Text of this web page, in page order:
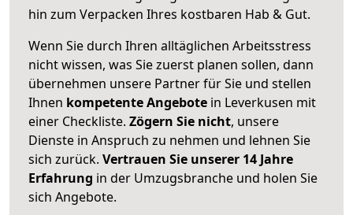
hin zum Verpacken Ihres kostbaren Hab & Gut.
Wenn Sie durch Ihren alltäglichen Arbeitsstress
nicht wissen, was Sie zuerst planen sollen, dann
übernehmen unsere Partner für Sie und stellen
Ihnen kompetente Angebote in Leverkusen mit
einer Checkliste. Zögern Sie nicht, unsere
Dienste in Anspruch zu nehmen und lehnen Sie
sich zurück. Vertrauen Sie unserer 14 Jahre
Erfahrung in der Umzugsbranche und holen Sie
sich Angebote.